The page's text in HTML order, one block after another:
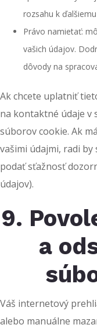
rozsahu k
Právo namietať:
vašich údajov.
dôvody na
Ak chcete uplatniť
na kontaktné údaje v
súborov cookie. Ak
vašimi údajmi, radi
podať sťažnosť
údajov).
9.
a
Váš internetový
alebo manuálne